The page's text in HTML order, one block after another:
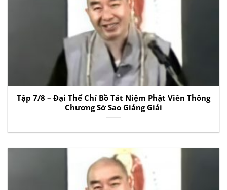
Tập 7/8 – Đại Thế Chí Bồ Tát Niệm Phật Viên Thông
Chương Sớ Sao Giảng Giải